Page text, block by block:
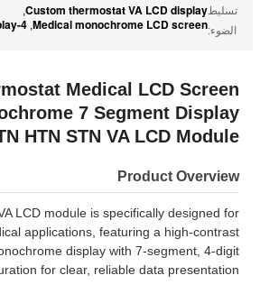
تسليط
الضوء:
Custom thermostat VA LCD display
,
Medical monochrome LCD screen
,
4-digit TN HTN STN display
Medical LCD Screen
7 Segment Display
HTN STN VA LCD Module
Product Overview
LCD module is specifically designed for
applications, featuring a high-contrast
display with 7-segment, 4-digit
for clear, reliable data presentation.